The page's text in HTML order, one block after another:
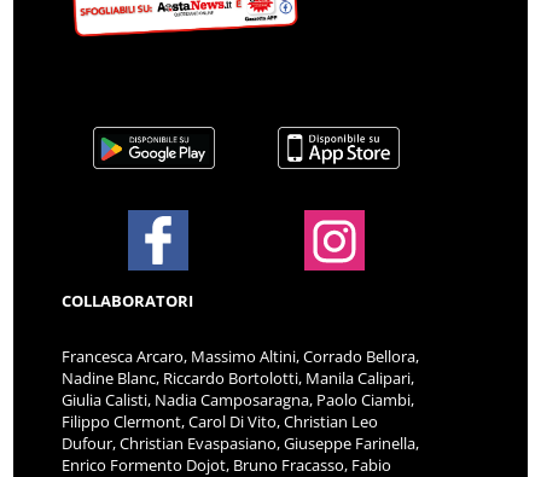
COLLABORATORI
Francesca Arcaro, Massimo Altini, Corrado Bellora,
Nadine Blanc, Riccardo Bortolotti, Manila Calipari,
Giulia Calisti, Nadia Camposaragna, Paolo Ciambi,
Filippo Clermont, Carol Di Vito, Christian Leo
Dufour, Christian Evaspasiano, Giuseppe Farinella,
Enrico Formento Dojot, Bruno Fracasso, Fabio